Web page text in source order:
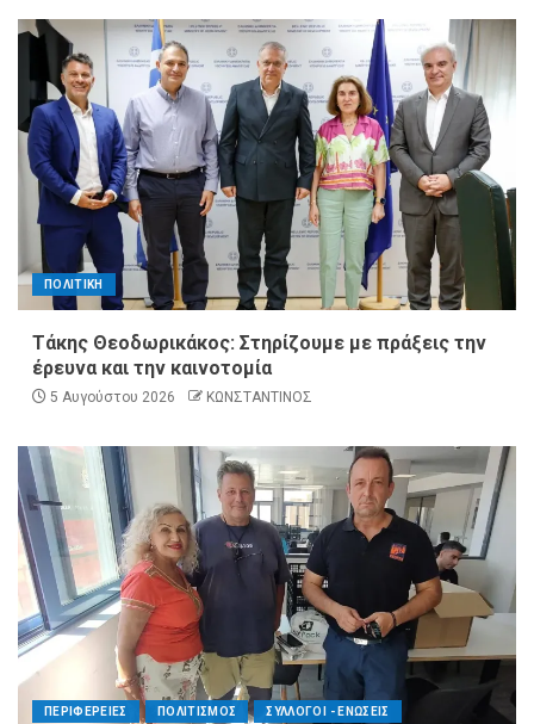
ΠΟΛΙΤΙΚΗ
Τάκης Θεοδωρικάκος: Στηρίζουμε με πράξεις την
έρευνα και την καινοτομία
5 Αυγούστου 2026 ΚΩΝΣΤΑΝΤΙΝΟΣ
ΠΕΡΙΦΕΡΕΙΕΣ ΠΟΛΙΤΙΣΜΟΣ ΣΥΛΛΟΓΟΙ - ΕΝΩΣΕΙΣ